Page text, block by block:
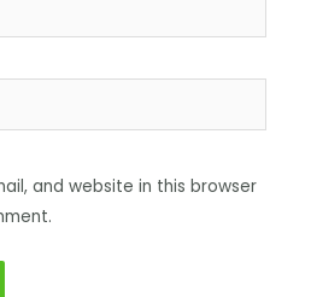
and website in this browser